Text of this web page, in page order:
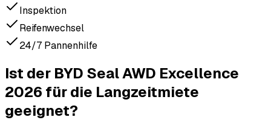
Inspektion
Reifenwechsel
24/7 Pannenhilfe
Ist der BYD Seal AWD Excellence
2026 für die Langzeitmiete
geeignet?